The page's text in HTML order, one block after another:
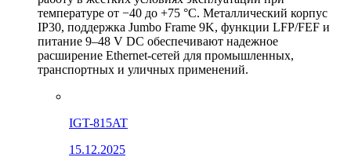
температуре от −40 до +75 °C. Металлический корпус
IP30, поддержка Jumbo Frame 9K, функции LFP/FEF и
питание 9–48 V DC обеспечивают надежное
расширение Ethernet-сетей для промышленных,
транспортных и уличных применений.
IGT-815AT
15.12.2025